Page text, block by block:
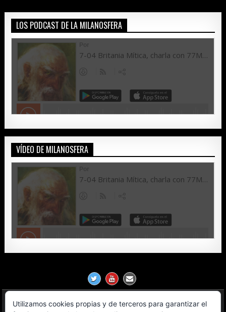
LOS PODCAST DE LA MILANOSFERA
VÍDEO DE MILANOSFERA
Política de Privacidad
Utilizamos cookies propias y de terceros para garantizar el